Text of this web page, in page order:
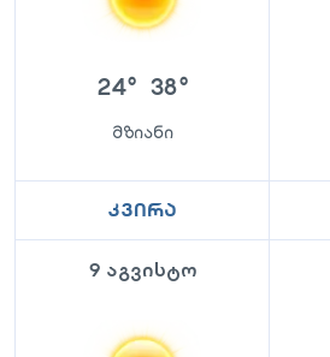
24° 38°
მზიანი
კვირა
9 აგვისტო